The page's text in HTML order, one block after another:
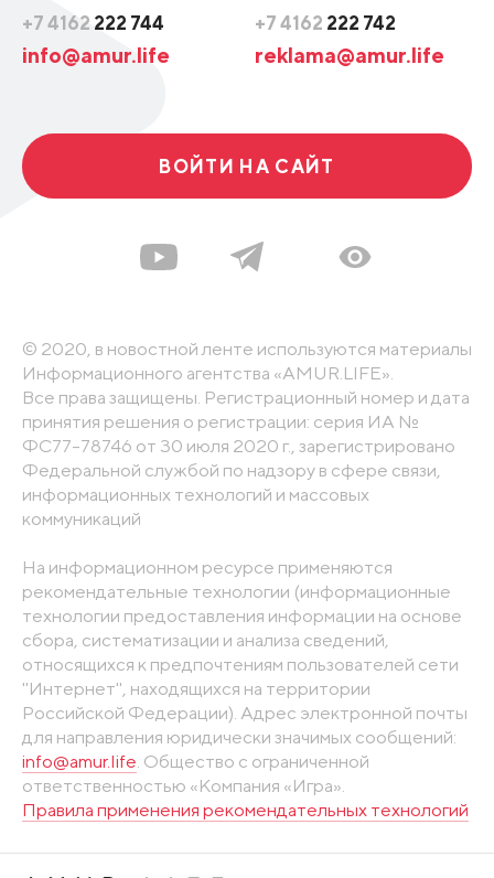
+7 4162 222 744
info@amur.life
+7 4162 222 742
reklama@amur.life
ВОЙТИ НА САЙТ
© 2020, в новостной ленте используются материалы
Информационного агентства «AMUR.LIFE».
Все права защищены. Регистрационный номер и дата
принятия решения о регистрации: серия ИА №
ФС77-78746 от 30 июля 2020 г., зарегистрировано
Федеральной службой по надзору в сфере связи,
информационных технологий и массовых
коммуникаций
На информационном ресурсе применяются
рекомендательные технологии (информационные
технологии предоставления информации на основе
сбора, систематизации и анализа сведений,
относящихся к предпочтениям пользователей сети
"Интернет", находящихся на территории
Российской Федерации). Адрес электронной почты
для направления юридически значимых сообщений:
info@amur.life . Общество с ограниченной
ответственностью «Компания «Игра».
Правила применения рекомендательных технологий